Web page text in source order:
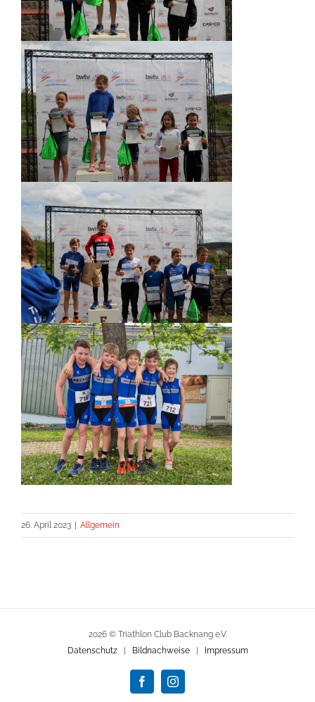
26. April 2023 | Allgemein
2026 © Triathlon Club Backnang e.V.
Datenschutz| Bildnachweise| Impressum
FacebookInstagram